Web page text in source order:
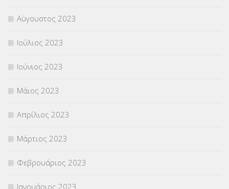
Αύγουστος 2023
Ιούλιος 2023
Ιούνιος 2023
Μάιος 2023
Απρίλιος 2023
Μάρτιος 2023
Φεβρουάριος 2023
Ιανουάριος 2023